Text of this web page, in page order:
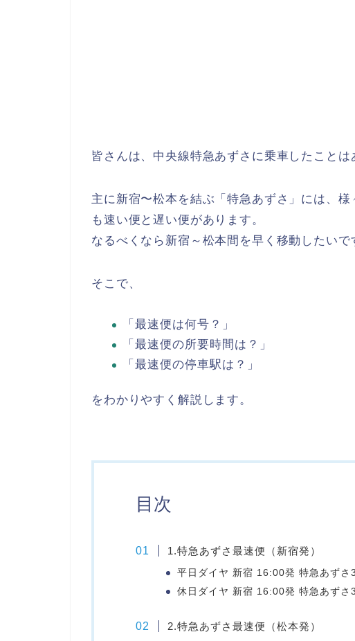
皆さんは、中央線特急あずさに乗車したことは
主に新宿〜松本を結ぶ「特急あずさ」には、
も速い便と遅い便があります。
なるべくなら新宿～松本間を早く移動したいで
そこで、
「最速便は何号？」
「最速便の所要時間は？」
「最速便の停車駅は？」
をわかりやすく解説します。
目次
1.特急あずさ最速便（新宿発）
平日ダイヤ 新宿 16:00発 特急あずさ
休日ダイヤ 新宿 16:00発 特急あずさ
2.特急あずさ最速便（松本発）